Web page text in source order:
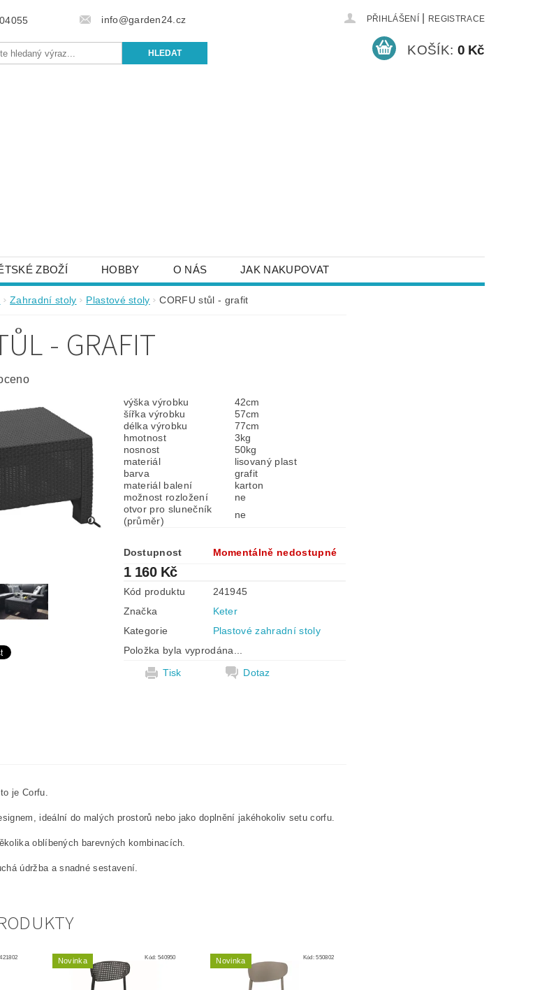
info@garden24.cz PŘIHLÁŠENÍ REGISTRACE
KOŠÍK: 0 Kč
ZBOŽÍ HOBBY O NÁS JAK NAKUPOVAT
OBCHODNÍ PODMÍNKY KONTAKTY
Zahradní stoly Plastové stoly CORFU stůl - grafit
- GRAFIT
výška výrobku
42cm
šířka výrobku
57cm
délka výrobku
77cm
hmotnost
3kg
nosnost
50kg
materiál
lisovaný plast
barva
grafit
materiál balení
karton
možnost rozložení
ne
otvor pro slunečník
(průměr)
ne
Dostupnost Momentálně nedostupné
1 160 Kč
Kód produktu
241945
Značka
Keter
Kategorie
Plastové zahradní stoly
Položka byla vyprodána...
Tisk
Dotaz
je Corfu.
ideální do malých prostorů nebo jako doplnění jakéhokoliv setu corfu.
oblíbených barevných kombinacích.
údržba a snadné sestavení.
421802 Novinka Kód: 540950 Novinka Kód:550802